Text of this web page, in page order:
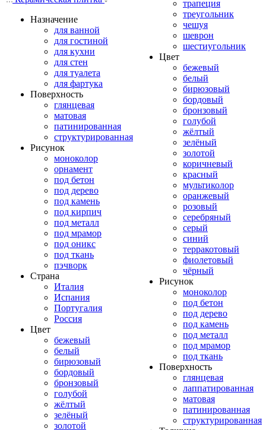
Назначение
для ванной
для гостиной
для кухни
для стен
для туалета
для фартука
Поверхность
глянцевая
матовая
патинированная
структурированная
Рисунок
моноколор
орнамент
под бетон
под дерево
под камень
под кирпич
под металл
под мрамор
под оникс
под ткань
пэчворк
Страна
Италия
Испания
Португалия
Россия
Цвет
бежевый
белый
бирюзовый
бордовый
бронзовый
голубой
жёлтый
зелёный
золотой
трапеция
треугольник
чешуя
шеврон
шестиугольник
Цвет
бежевый
белый
бирюзовый
бордовый
бронзовый
голубой
жёлтый
зелёный
золотой
коричневый
красный
мультиколор
оранжевый
розовый
серебряный
серый
синий
терракотовый
фиолетовый
чёрный
Рисунок
моноколор
под бетон
под дерево
под камень
под металл
под мрамор
под ткань
Поверхность
глянцевая
лаппатированная
матовая
патинированная
структурированная